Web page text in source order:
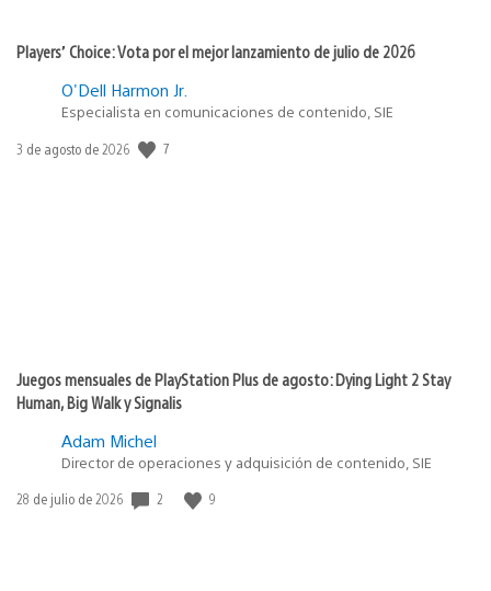
Players’ Choice: Vota por el mejor lanzamiento de julio de 2026
O'Dell Harmon Jr.
Especialista en comunicaciones de contenido, SIE
Fecha
3 de agosto de 2026 7
Juegos mensuales de PlayStation Plus de agosto: Dying Light 2 Stay
Human, Big Walk y Signalis
Adam Michel
Director de operaciones y adquisición de contenido, SIE
Fecha
28 de julio de 2026 2 9